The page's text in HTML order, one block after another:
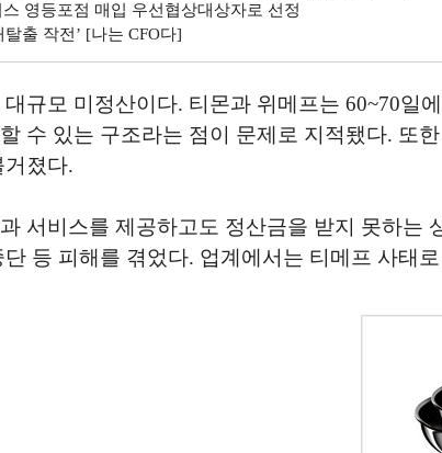
영등포점 매입 우선협상대상자로 선정
출 작전’ [나는 CFO다]
규모 미정산이다. 티몬과 위메프는 60~70
수 있는 구조라는 점이 문제로 지적됐다. 또
졌다.
서비스를 제공하고도 정산금을 받지 못하는
등 피해를 겪었다. 업계에서는 티메프 사태